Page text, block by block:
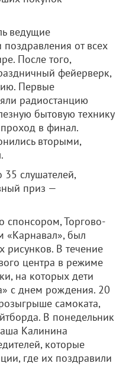
ведущие
от всех
После того,
фейерверк,
Первые
радиостанцию
бытовую технику
в финал.
вторыми,
слушателей,
приз —
спонсором, Торгово-
«Карнавал», был
рисунков. В течение
центра в режиме
на которых дети
с днем рождения. 20
самоката,
В понедельник
Калинина
которые
где их поздравили